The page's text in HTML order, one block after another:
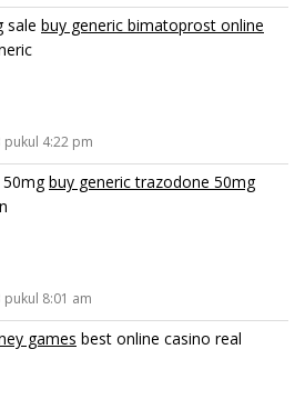
sale buy generic bimatoprost online
4:22 pm
50mgbuy generic trazodone 50mg
8:01 am
games best online casino real